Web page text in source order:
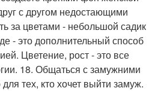
с другом недостающими
за цветами - небольшой садик
- это дополнительный способ
Цветение, рост - это все
18. Общаться с замужними
тех, кто хочет выйти замуж.